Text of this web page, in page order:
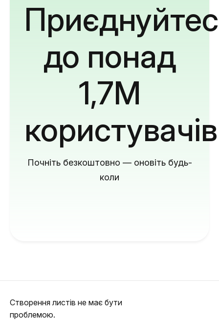
до понад
1,7M
користувачів
Почніть безкоштовно — оновіть будь-
коли
Створення листів не має бути
проблемою.